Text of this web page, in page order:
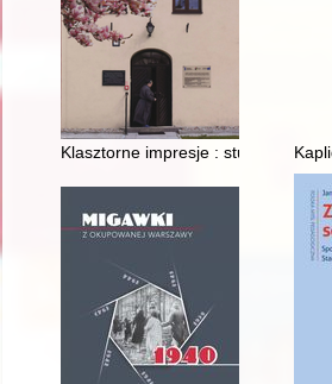
Klasztorne impresje : stulecie